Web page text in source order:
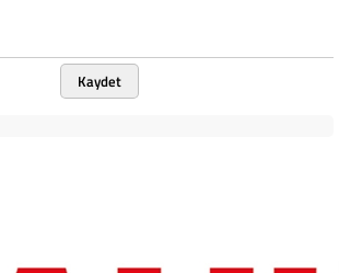
Kaydet